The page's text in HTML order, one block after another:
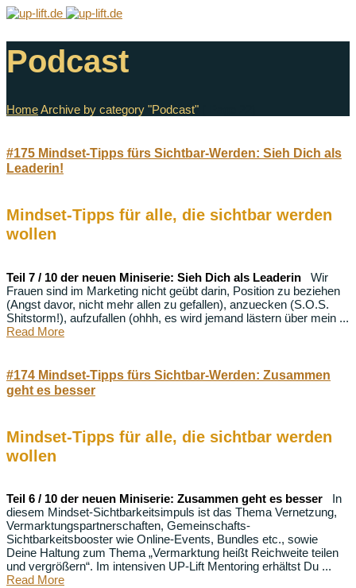
Podcast
HomeArchive by category "Podcast"
#175 Mindset-Tipps fürs Sichtbar-Werden: Sieh Dich als
Leaderin!
Mindset-Tipps für alle, die sichtbar werden
wollen
Teil 7 / 10 der neuen Miniserie: Sieh Dich als Leaderin Wir
Frauen sind im Marketing nicht geübt darin, Position zu beziehen
(Angst davor, nicht mehr allen zu gefallen), anzuecken (S.O.S.
Shitstorm!), aufzufallen (ohhh, es wird jemand lästern über mein ...
Read More
#174 Mindset-Tipps fürs Sichtbar-Werden: Zusammen
geht es besser
Mindset-Tipps für alle, die sichtbar werden
wollen
Teil 6 / 10 der neuen Miniserie: Zusammen geht es besser In
diesem Mindset-Sichtbarkeitsimpuls ist das Thema Vernetzung,
Vermarktungspartnerschaften, Gemeinschafts-
Sichtbarkeitsbooster wie Online-Events, Bundles etc., sowie
Deine Haltung zum Thema „Vermarktung heißt Reichweite teilen
und vergrößern“. Im intensiven UP-Lift Mentoring erhältst Du ...
Read More